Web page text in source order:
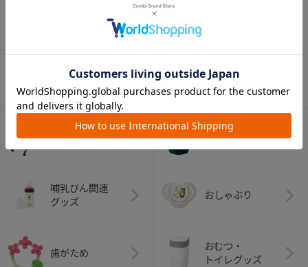
カテゴリー
ベビーカー チャイルドシート
ベビーラック＆
抱っこひも
哺乳びん関連
グッズ
おしゃぶり
歯がため
おむつ・
トイレグッズ